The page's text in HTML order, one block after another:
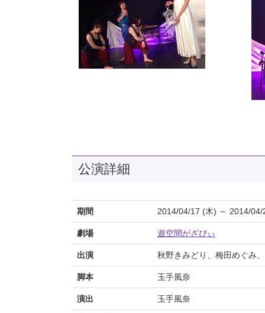
公演詳細
期間 2014/04/17 (木) ～ 2014/04/
劇場 遊空間がざびぃ
出演 秋野きみどり、梅田めぐみ
脚本 玉手風奈
演出 玉手風奈